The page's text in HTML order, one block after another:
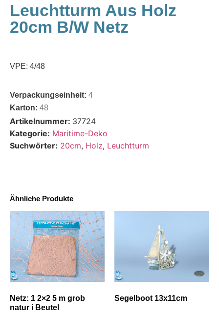
Leuchtturm Aus Holz
20cm B/w Netz
VPE: 4/48
Verpackungseinheit: 4
Karton: 48
Artikelnummer: 37724
Kategorie: Maritime-Deko
Suchwörter: 20cm, Holz, Leuchtturm
Ähnliche Produkte
Netz: 1 2×2 5 m grob
natur i Beutel
Segelboot 13x11cm